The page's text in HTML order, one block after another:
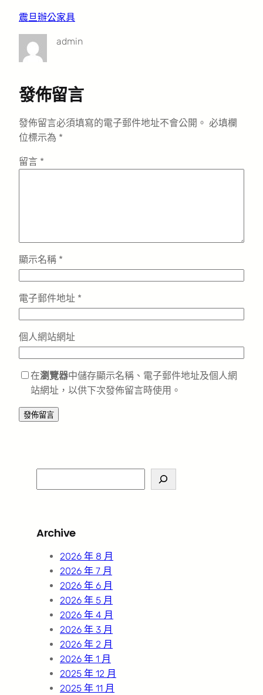
震旦辦公家具
admin
發佈留言
發佈留言必須填寫的電子郵件地址不會公開。 必填欄
位標示為 *
留言 *
顯示名稱 *
電子郵件地址 *
個人網站網址
在瀏覽器中儲存顯示名稱、電子郵件地址及個人網
站網址，以供下次發佈留言時使用。
e
c
Archive
2026 年 8 月
2026 年 7 月
2026 年 6 月
2026 年 5 月
2026 年 4 月
2026 年 3 月
2026 年 2 月
2026 年 1 月
2025 年 12 月
2025 年 11 月